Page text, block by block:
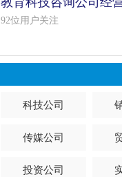
个范本
92位用户关注
科技公司
传媒公司
投资公司